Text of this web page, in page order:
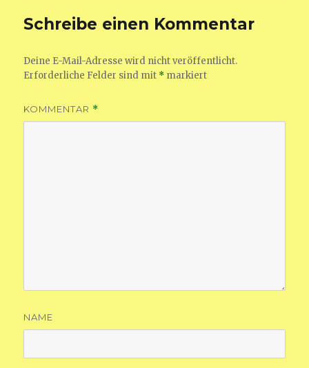
Schreibe einen Kommentar
Deine E-Mail-Adresse wird nicht veröffentlicht.
Erforderliche Felder sind mit * markiert
KOMMENTAR *
NAME